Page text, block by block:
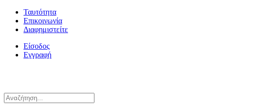
Ταυτότητα
Επικοινωνία
Διαφημιστείτε
Είσοδος
Εγγραφή